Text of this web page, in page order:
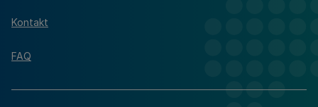
Kontakt
FAQ